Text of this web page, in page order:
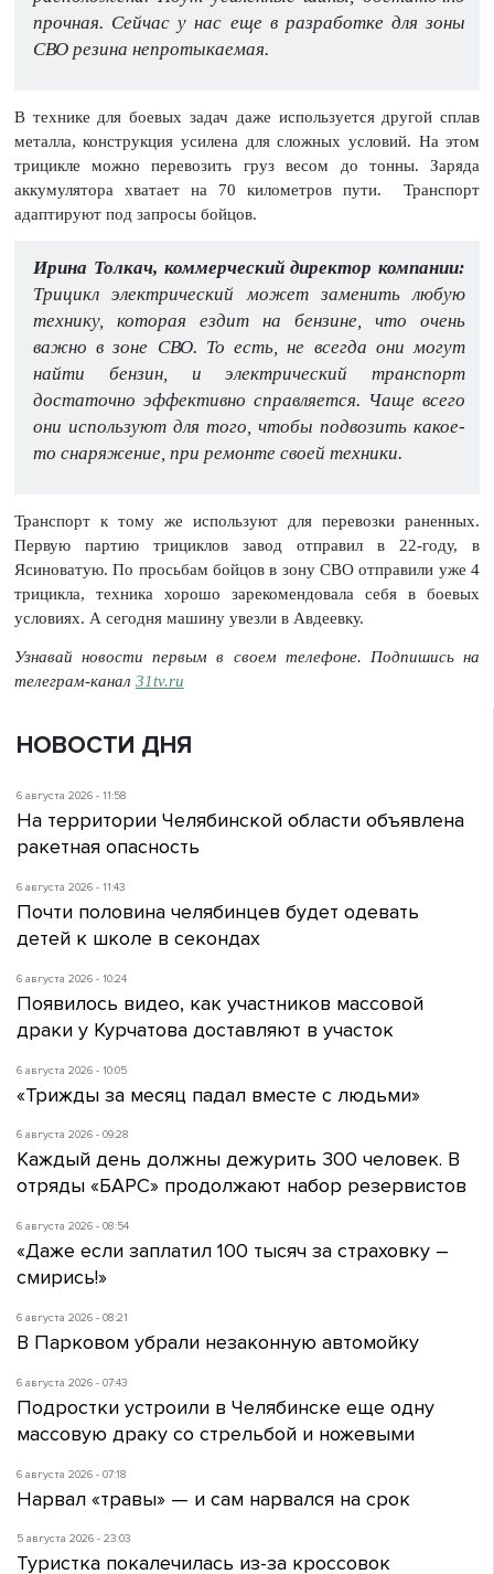
прочная. Сейчас у нас еще в разработке для зоны
СВО резина непротыкаемая.
В технике для боевых задач даже используется другой сплав
металла, конструкция усилена для сложных условий. На этом
трицикле можно перевозить груз весом до тонны. Заряда
аккумулятора хватает на 70 километров пути. Транспорт
адаптируют под запросы бойцов.
Ирина Толкач, коммерческий директор компании:
Трицикл электрический может заменить любую
технику, которая ездит на бензине, что очень
важно в зоне СВО. То есть, не всегда они могут
найти бензин, и электрический транспорт
достаточно эффективно справляется. Чаще всего
они используют для того, чтобы подвозить какое-
то снаряжение, при ремонте своей техники.
Транспорт к тому же используют для перевозки раненных.
Первую партию трициклов завод отправил в 22-году, в
Ясиноватую. По просьбам бойцов в зону СВО отправили уже 4
трицикла, техника хорошо зарекомендовала себя в боевых
условиях. А сегодня машину увезли в Авдеевку.
Узнавай новости первым в своем телефоне. Подпишись на
телеграм-канал 31tv.ru
НОВОСТИ ДНЯ
6 августа 2026 - 11:58
На территории Челябинской области объявлена
ракетная опасность
6 августа 2026 - 11:43
Почти половина челябинцев будет одевать
детей к школе в секондах
6 августа 2026 - 10:24
Появилось видео, как участников массовой
драки у Курчатова доставляют в участок
6 августа 2026 - 10:05
«Трижды за месяц падал вместе с людьми»
6 августа 2026 - 09:28
Каждый день должны дежурить 300 человек. В
отряды «БАРС» продолжают набор резервистов
6 августа 2026 - 08:54
«Даже если заплатил 100 тысяч за страховку –
смирись!»
6 августа 2026 - 08:21
В Парковом убрали незаконную автомойку
6 августа 2026 - 07:43
Подростки устроили в Челябинске еще одну
массовую драку со стрельбой и ножевыми
6 августа 2026 - 07:18
Нарвал «травы» — и сам нарвался на срок
5 августа 2026 - 23:03
Туристка покалечилась из-за кроссовок